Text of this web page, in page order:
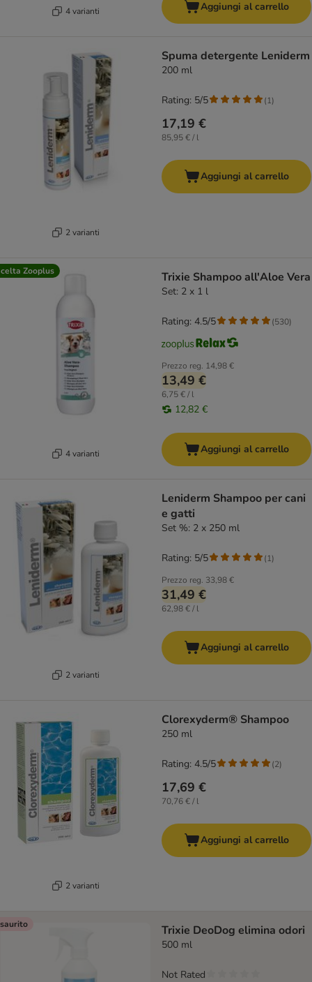
4 varianti Aggiungi al carrello
2 varianti
Spuma detergente Leniderm
200 ml
17,19 €
85,95 € / l
Rating: 5/5 (1)
Aggiungi al carrello
Zooplus
4 varianti
Trixie Shampoo all'Aloe Vera
Set: 2 x 1 l
Prezzo reg. 14,98 €
13,49 €
6,75 € / l
12,82 €
Rating: 4.5/5 (530)
Aggiungi al carrello
2 varianti
Leniderm Shampoo per cani
e gatti
Set %: 2 x 250 ml
Prezzo reg. 33,98 €
31,49 €
62,98 € / l
Rating: 5/5 (1)
Aggiungi al carrello
2 varianti
Clorexyderm® Shampoo
250 ml
17,69 €
70,76 € / l
Rating: 4.5/5 (2)
Aggiungi al carrello
Trixie DeoDog elimina odori
500 ml
Not Rated